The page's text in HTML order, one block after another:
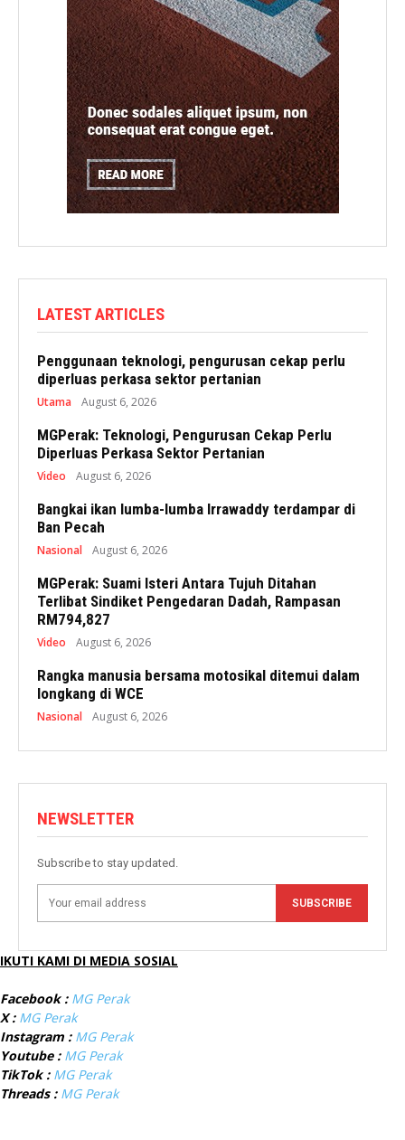
LATEST ARTICLES
Penggunaan teknologi, pengurusan cekap perlu
diperluas perkasa sektor pertanian
Utama August 6, 2026
MGPerak: Teknologi, Pengurusan Cekap Perlu
Diperluas Perkasa Sektor Pertanian
Video August 6, 2026
Bangkai ikan lumba-lumba Irrawaddy terdampar di
Ban Pecah
Nasional August 6, 2026
MGPerak: Suami Isteri Antara Tujuh Ditahan
Terlibat Sindiket Pengedaran Dadah, Rampasan
RM794,827
Video August 6, 2026
Rangka manusia bersama motosikal ditemui dalam
longkang di WCE
Nasional August 6, 2026
NEWSLETTER
Subscribe to stay updated.
SUBSCRIBE
IKUTI KAMI DI MEDIA SOSIAL
Facebook : MG Perak
X : MG Perak
Instagram : MG Perak
Youtube : MG Perak
TikTok : MG Perak
Threads : MG Perak